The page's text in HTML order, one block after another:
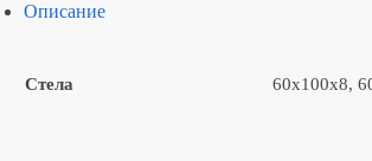
Описание
Стела 60x100x8,